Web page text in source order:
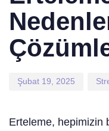
Şubat 19, 2025
Erteleme, hepimizin